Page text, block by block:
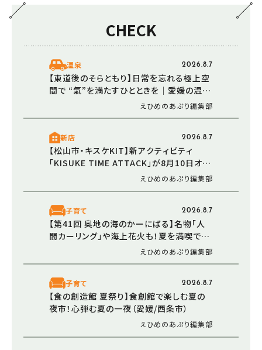
CHECK
温泉 2026.8.7
【東道後のそらともり】日常を忘れる極上空
間で “氣”を満たすひとときを｜愛媛の温泉
えひめのあぷり編集部
新店 2026.8.7
【松山市・キスケKIT】新アクティビティ
「KISUKE TIME ATTACK」が8月10日オー
プン！ 走る・登る・くぐる――全身で障害物に挑
えひめのあぷり編集部
子育て 2026.8.7
【第41回 奥地の海のかーにばる】名物「人
間カーリング」や海上花火も！夏を満喫でき
る恒例イベント（愛媛/西予市）えひめのあぷり編集部
子育て 2026.8.7
【食の創造館 夏祭り】食創館で楽しむ夏の
夜市！心弾む夏の一夜（愛媛/西条市）
えひめのあぷり編集部